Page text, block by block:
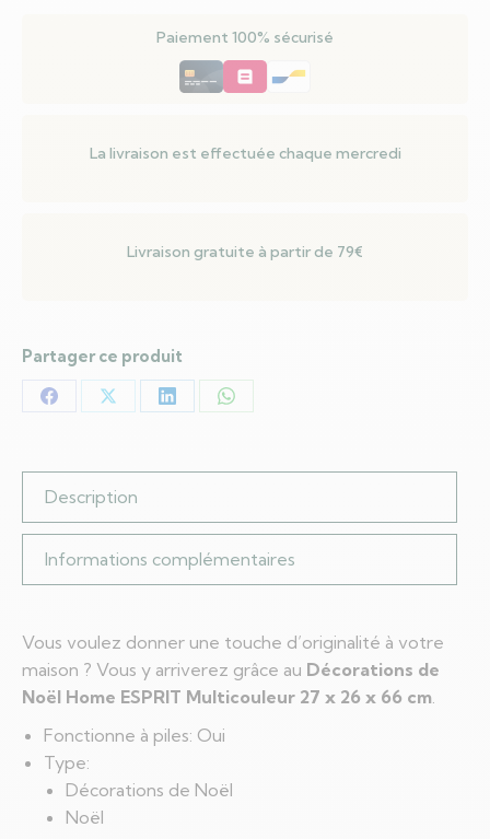
Paiement 100% sécurisé
La livraison est effectuée chaque mercredi
Livraison gratuite à partir de 79€
Partager ce produit
Partager
Facebook
Partager
X
Partager
LinkedIn
Partager
WhatsApp
Description
Informations complémentaires
Vous voulez donner une touche d’originalité à votre
maison ? Vous y arriverez grâce au Décorations de
Noël Home ESPRIT Multicouleur 27 x 26 x 66 cm
Fonctionne à piles: Oui
Type:
Décorations de Noël
Noël